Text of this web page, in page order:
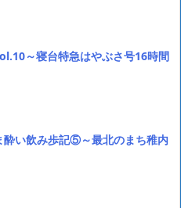
～寝台特急はやぶさ号16時間
酔い飲み歩記⑤～最北のまち稚内